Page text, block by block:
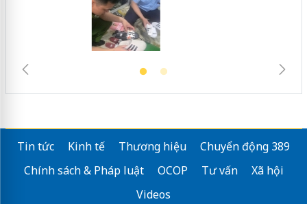
Tin tức Kinh tế Thương hiệu
Chuyển động 389
Chính sách & Pháp luật
OCOP Tư vấn
Xã hội
Videos